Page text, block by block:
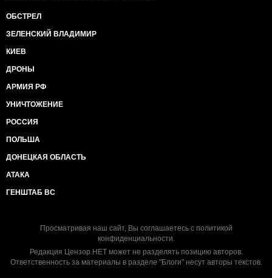
ОБСТРЕЛ
ЗЕЛЕНСКИЙ ВЛАДИМИР
КИЕВ
ДРОНЫ
АРМИЯ РФ
УНИЧТОЖЕНИЕ
РОССИЯ
ПОЛЬША
ДОНЕЦКАЯ ОБЛАСТЬ
АТАКА
ГЕНШТАБ ВС
Просматривая наш сайт, Вы соглашаетесь с политикой
конфиденциальности.
Редакция Цензор.НЕТ может не разделять позицию авторов.
Ответственность за материалы в разделе "Блоги" несут авторы текстов.